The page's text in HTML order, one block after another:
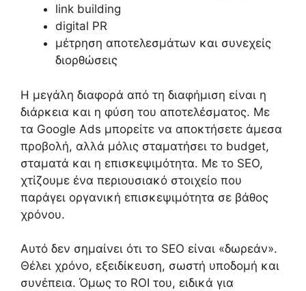
link building
digital PR
μέτρηση αποτελεσμάτων και συνεχείς
διορθώσεις
Η μεγάλη διαφορά από τη διαφήμιση είναι η
διάρκεια και η φύση του αποτελέσματος. Με
τα Google Ads μπορείτε να αποκτήσετε άμεσα
προβολή, αλλά μόλις σταματήσει το budget,
σταματά και η επισκεψιμότητα. Με το SEO,
χτίζουμε ένα περιουσιακό στοιχείο που
παράγει οργανική επισκεψιμότητα σε βάθος
χρόνου.
Αυτό δεν σημαίνει ότι το SEO είναι «δωρεάν».
Θέλει χρόνο, εξειδίκευση, σωστή υποδομή και
συνέπεια. Όμως το ROI του, ειδικά για